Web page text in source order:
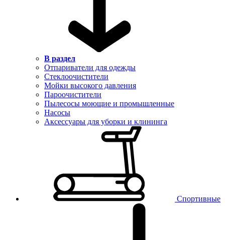
В раздел
Отпариватели для одежды
Стеклоочистители
Мойки высокого давления
Пароочистители
Пылесосы моющие и промышленные
Насосы
Аксессуары для уборки и клининга
Спортивные